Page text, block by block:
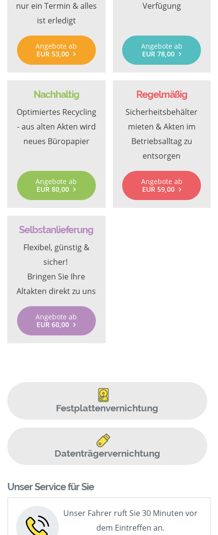
nur ein Termin & alles
ist erledigt
Angebote ab
EUR 53,00
Verfügung
Angebote ab
EUR 78,00
Nachhaltig
Optimiertes Recycling
- aus alten Akten wird
neues Büropapier
Angebote ab
EUR 80,00
Regelmäßig
Sicherheitsbehälter
mieten & Akten im
Betriebsalltag zu
entsorgen
Angebote ab
EUR 59,00
Selbstanlieferung
Flexibel, günstig &
sicher!
Bringen Sie Ihre
Altakten direkt zu uns
Angebote ab
EUR 60,00
Festplattenvernichtung
Datenträgervernichtung
Unser Service für Sie
Unser Fahrer ruft Sie 30 Minuten vor
dem Eintreffen an.